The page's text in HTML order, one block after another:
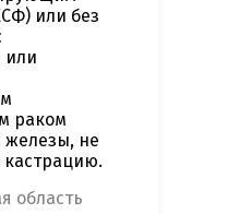
или без
или
раком
железы, не
область